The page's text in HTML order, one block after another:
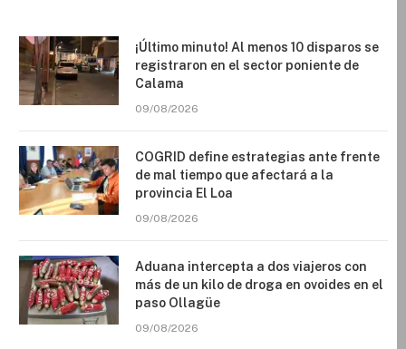
¡Último minuto! Al menos 10 disparos se
registraron en el sector poniente de
Calama
09/08/2026
COGRID define estrategias ante frente
de mal tiempo que afectará a la
provincia El Loa
09/08/2026
Aduana intercepta a dos viajeros con
más de un kilo de droga en ovoides en el
paso Ollagüe
09/08/2026